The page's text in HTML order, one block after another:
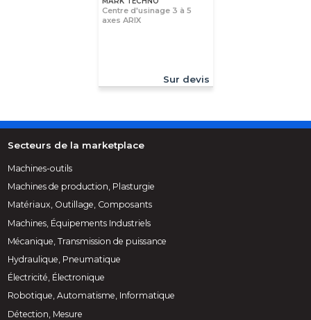
Centre d'usinage 3 à 5
axes ARIX
Sur devis
Secteurs de la marketplace
Machines-outils
Machines de production, Plasturgie
Matériaux, Outillage, Composants
Machines, Équipements Industriels
Mécanique, Transmission de puissance
Hydraulique, Pneumatique
Électricité, Électronique
Robotique, Automatisme, Informatique
Détection, Mesure